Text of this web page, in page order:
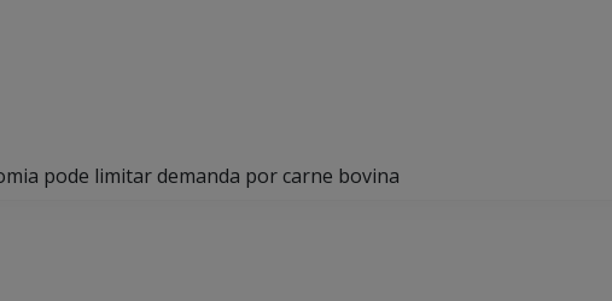
pode limitar demanda por carne bovina